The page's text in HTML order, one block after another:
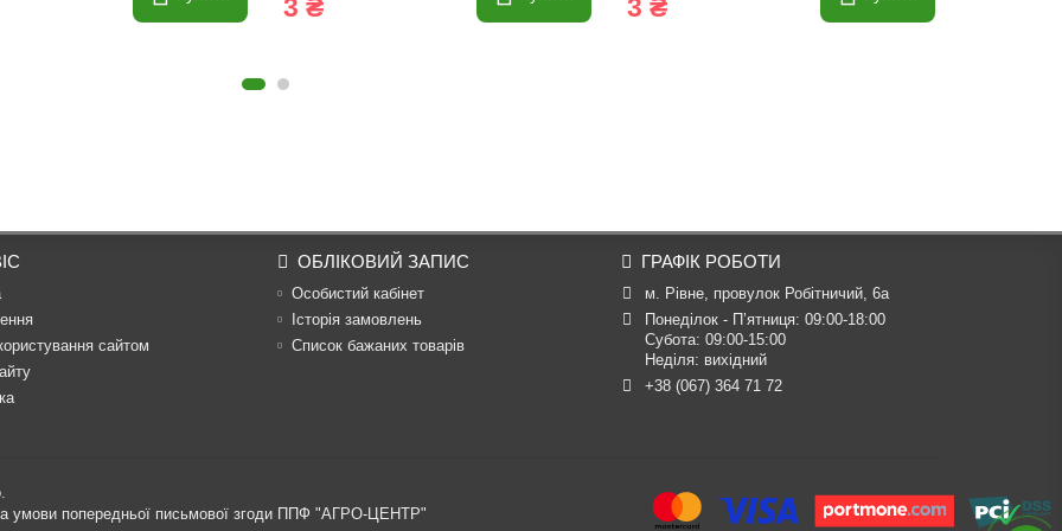
3 ₴ 3 ₴
сайтом
ОБЛІКОВИЙ ЗАПИС
Особистий кабінет
Історія замовлень
Список бажаних товарів
ГРАФІК РОБОТИ
м. Рівне, провулок Робітничий, 6а
Понеділок - П’ятниця: 09:00-18:00
Субота: 09:00-15:00
Неділя: вихідний
+38 (067) 364 71 72
умови попередньої письмової згоди ППФ "АГРО-ЦЕНТР"